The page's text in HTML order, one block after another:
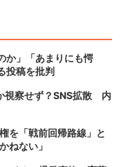
か」「あまりにも愕
投稿を批判
視察せず？SNS拡散 内
を「戦前回帰路線」と
ねない」